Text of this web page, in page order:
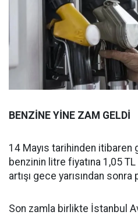
BENZİNE YİNE ZAM GELDİ
14 Mayıs tarihinden
benzinin litre fiyatına 1,05 TL
artışı gece yarısından sonra
Son zamla birlikte İstanbul